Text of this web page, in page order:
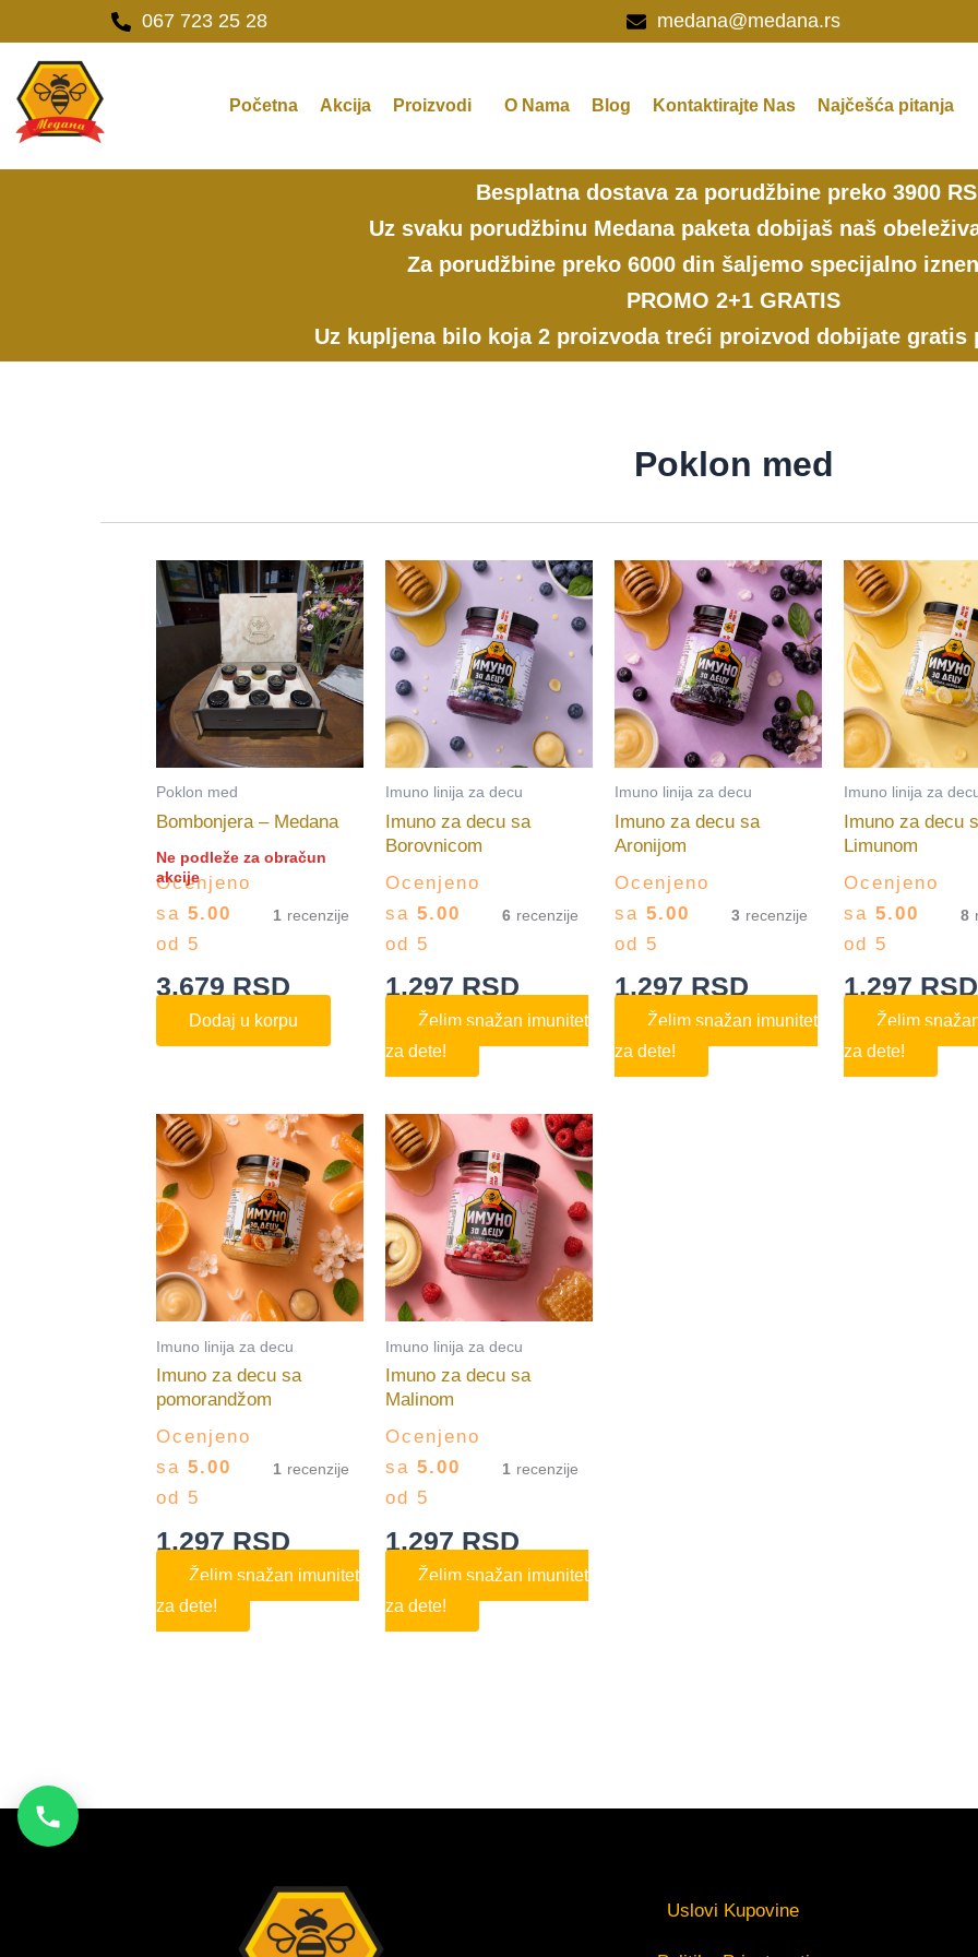
na
sadržaj
067 723 25 28 medana@medana.rs
Početna Akcija Proizvodi O Nama Blog Kontaktirajte Nas Najčešća pitanja
Besplatna dostava za porudžbine preko 3900
Uz svaku porudžbinu Medana paketa dobijaš naš
Za porudžbine preko 6000 din šaljemo specijalno
PROMO 2+1 GRATIS
Uz kupljena bilo koja 2 proizvoda treći proizvod dobijate gratis
Poklon med
Poklon med
Bombonjera – Medana
Ne podleže za obračun
akcije
Ocenjeno
sa 5.00
od 5
1
3.679 RSD
Dodaj u korpu
Imuno linija za decu
Imuno za decu sa
Borovnicom
Ocenjeno
sa5.00
od 5
6
1.297 RSD
Želim snažan imunitet
za dete!
Imuno linija za decu
Imuno za decu sa
Aronijom
Ocenjeno
sa5.00
od 5
3
1.297 RSD
Želim snažan imunitet
za dete!
Imuno linija za
Imuno za decu
Limunom
Ocenjeno
sa5.00
od 5
8
1.297 RSD
Želim
za dete!
Imuno linija za decu
Imuno za decu sa
pomorandžom
Ocenjeno
sa 5.00
od 5
1
1.297 RSD
Želim snažan imunitet
za dete!
Imuno linija za decu
Imuno za decu sa
Malinom
Ocenjeno
sa5.00
od 5
1
1.297 RSD
Želim snažan imunitet
za dete!
Uslovi Kupovine